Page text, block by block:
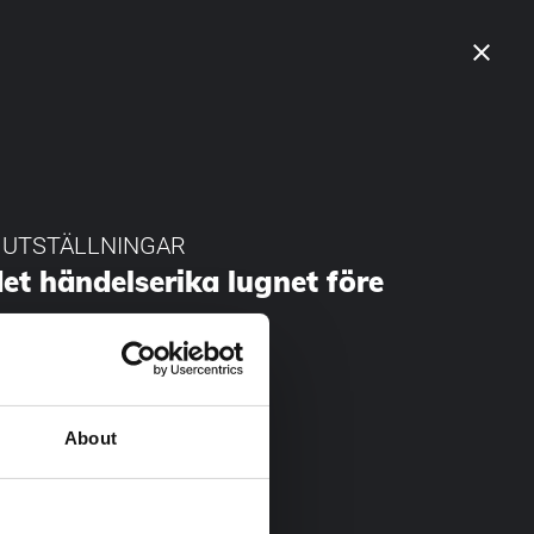
About
close
händelserika lugnet före